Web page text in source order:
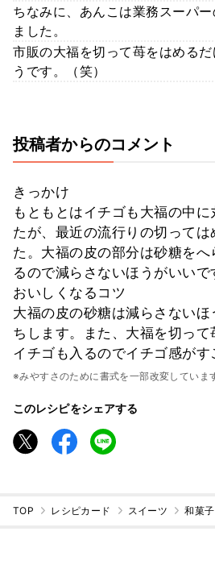
ちなみに、あんこは業務スーパ
ました。
市販の大福を切って苺をはめる
うです。（笑）
投稿者からのコメント
きっかけ
もともとはイチゴも大福の中
たが、最近の流行りの切っては
た。大福の皮の部分は砂糖を
るので減らさないほうがいいで
おいしくなるコツ
大福の皮の砂糖は減らさない
ちします。また、大福を切っ
イチゴも入るのでイチゴ感が
※みやすさのために書式を一部改変していま
このレシピをシェアする
TOP レシピカード スイーツ 和菓子